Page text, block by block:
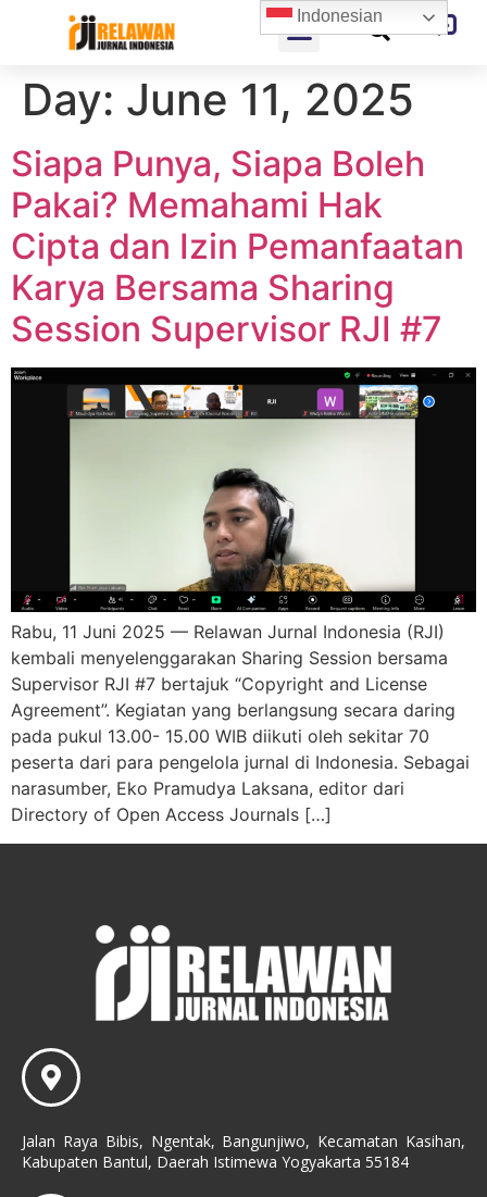
Day: June 11, 2025
Siapa Punya, Siapa Boleh
Pakai? Memahami Hak
Cipta dan Izin Pemanfaatan
Karya Bersama Sharing
Session Supervisor RJI #7
Rabu, 11 Juni 2025 — Relawan Jurnal Indonesia (RJI)
kembali menyelenggarakan Sharing Session bersama
Supervisor RJI #7 bertajuk “Copyright and License
Agreement”. Kegiatan yang berlangsung secara daring
pada pukul 13.00- 15.00 WIB diikuti oleh sekitar 70
peserta dari para pengelola jurnal di Indonesia. Sebagai
narasumber, Eko Pramudya Laksana, editor dari
Directory of Open Access Journals […]
Jalan Raya Bibis, Ngentak, Bangunjiwo, Kecamatan Kasihan,
Kabupaten Bantul, Daerah Istimewa Yogyakarta 55184
Indonesian